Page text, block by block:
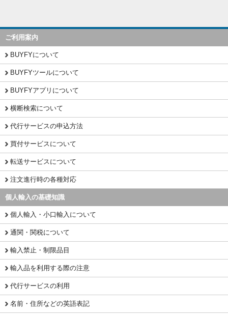
ご利用案内
BUYFYについて
BUYFYツールについて
BUYFYアプリについて
横断検索について
代行サービスの申込方法
買付サービスについて
転送サービスについて
注文進行時の各種対応
個人輸入の基礎知識
個人輸入・小口輸入について
通関・関税について
輸入禁止・制限品目
輸入品を利用する際の注意
代行サービスの利用
名前・住所などの英語表記